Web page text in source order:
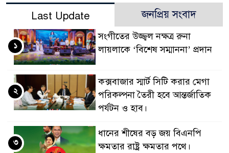
Last Update জনপ্রিয় সংবাদ
সংগীতের উজ্জ্বল নক্ষত্র রুনা
লায়লাকে ‘বিশেষ সম্মাননা’ প্রদান
১
কক্সবাজার স্মার্ট সিটি করার মেগা
পরিকল্পনা তৈরী হবে আন্তর্জাতিক
পর্যটন ও হাব।
২
ধানের শীষের বড় জয় বিএনপি
ক্ষমতার রাষ্ট্র ক্ষমতার পথে।
৩